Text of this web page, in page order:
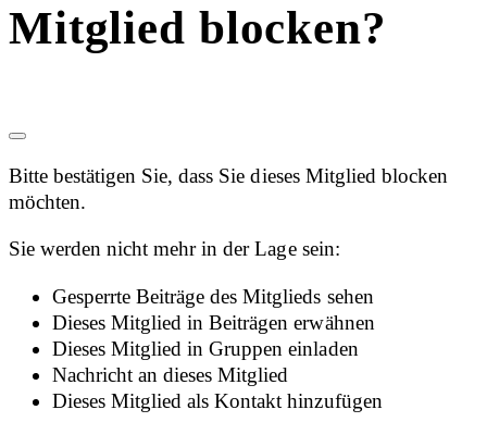
Mitglied blocken?
Bitte bestätigen Sie, dass Sie dieses Mitglied blocken
möchten.
Sie werden nicht mehr in der Lage sein:
Gesperrte Beiträge des Mitglieds sehen
Dieses Mitglied in Beiträgen erwähnen
Dieses Mitglied in Gruppen einladen
Nachricht an dieses Mitglied
Dieses Mitglied als Kontakt hinzufügen